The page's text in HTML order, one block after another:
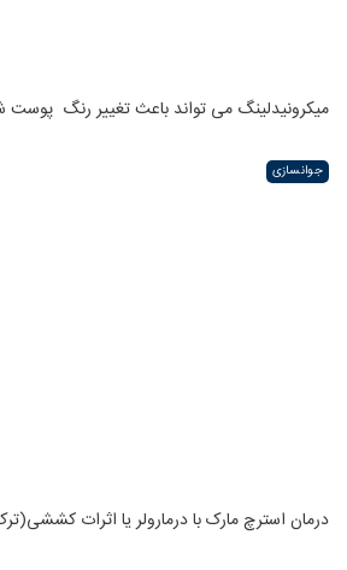
میکرونیدلینگ می تواند باعث تغییر رنگ ‍ پوست
جوانسازی
درمان استرچ مارک با درمارولر یا اثرات